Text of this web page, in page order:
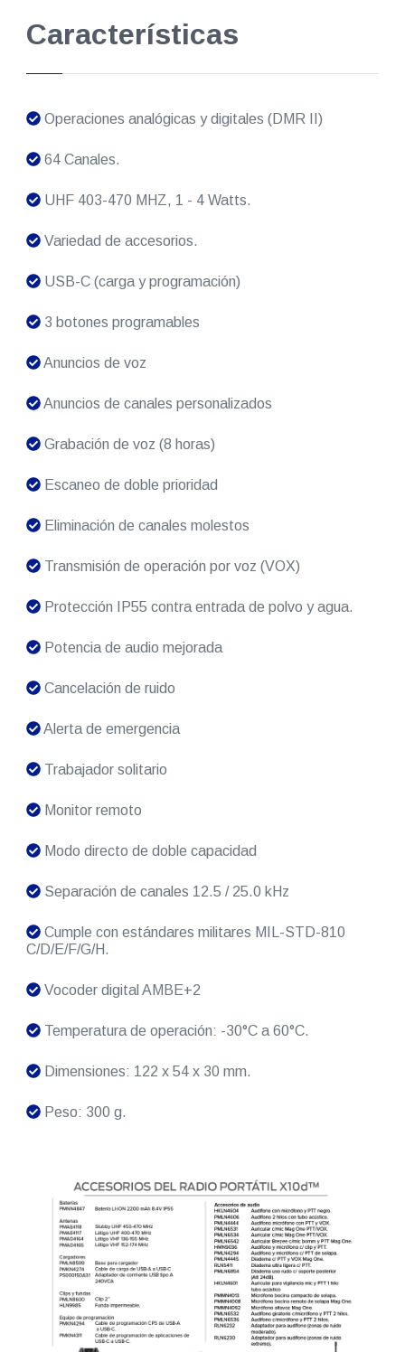
Características
Operaciones analógicas y digitales (DMR II)
64 Canales.
UHF 403-470 MHZ, 1 - 4 Watts.
Variedad de accesorios.
USB-C (carga y programación)
3 botones programables
Anuncios de voz
Anuncios de canales personalizados
Grabación de voz (8 horas)
Escaneo de doble prioridad
Eliminación de canales molestos
Transmisión de operación por voz (VOX)
Protección IP55 contra entrada de polvo y agua.
Potencia de audio mejorada
Cancelación de ruido
Alerta de emergencia
Trabajador solitario
Monitor remoto
Modo directo de doble capacidad
Separación de canales 12.5 / 25.0 kHz
Cumple con estándares militares MIL-STD-810
C/D/E/F/G/H.
Vocoder digital AMBE+2
Temperatura de operación: -30°C a 60°C.
Dimensiones: 122 x 54 x 30 mm.
Peso: 300 g.